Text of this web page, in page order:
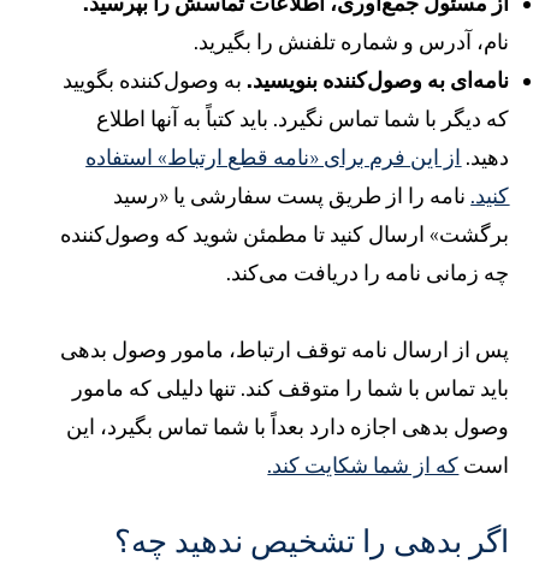
نام، آدرس و شماره تلفنش را بگیرید.
نامه‌ای به وصول‌کننده بنویسید.به وصول‌کننده بگویید
که دیگر با شما تماس نگیرد. باید کتباً به آنها اطلاع
دهید.از این فرم برای «نامه قطع ارتباط» استفاده
کنید.نامه را از طریق پست سفارشی یا «رسید
برگشت» ارسال کنید تا مطمئن شوید که وصول‌کننده
چه زمانی نامه را دریافت می‌کند.
پس از ارسال نامه توقف ارتباط، مامور وصول بدهی
باید تماس با شما را متوقف کند. تنها دلیلی که مامور
وصول بدهی اجازه دارد بعداً با شما تماس بگیرد، این
استکه از شما شکایت کند.
اگر بدهی را تشخیص ندهید چه؟